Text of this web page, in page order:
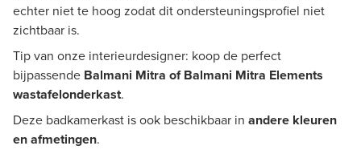
echter niet te hoog zodat dit ondersteuningsprofiel niet
zichtbaar is.
Tip van onze interieurdesigner: koop de perfect
bijpassende Balmani Mitra of Balmani Mitra Elements
wastafelonderkast.
Deze badkamerkast is ook beschikbaar in andere kleuren
en afmetingen.